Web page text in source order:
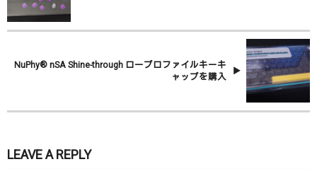
NuPhy® nSA Shine-through ロープロファイルキーキ
ャップを購入
LEAVE A REPLY